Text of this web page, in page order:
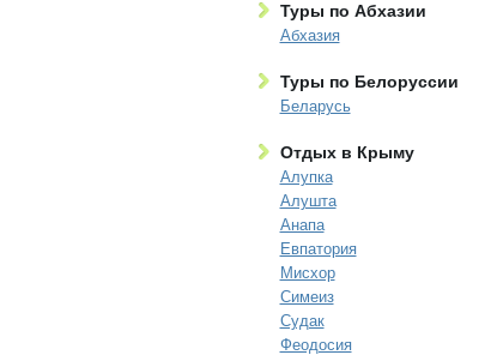
Туры по Абхазии
Абхазия
Туры по Белоруссии
Беларусь
Отдых в Крыму
Алупка
Алушта
Анапа
Евпатория
Мисхор
Симеиз
Судак
Феодосия